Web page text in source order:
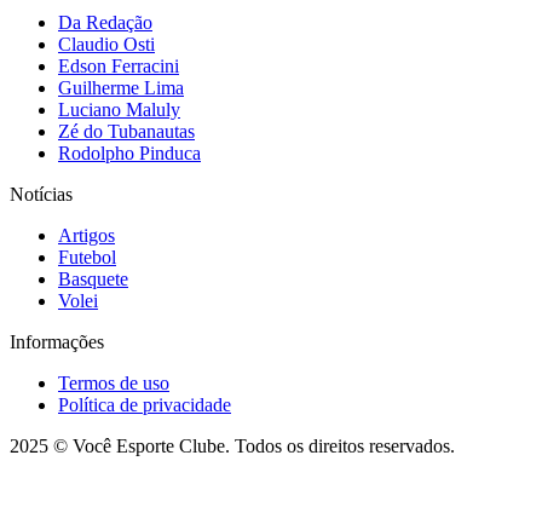
Da Redação
Claudio Osti
Edson Ferracini
Guilherme Lima
Luciano Maluly
Zé do Tubanautas
Rodolpho Pinduca
Notícias
Artigos
Futebol
Basquete
Volei
Informações
Termos de uso
Política de privacidade
2025 © Você Esporte Clube. Todos os direitos reservados.